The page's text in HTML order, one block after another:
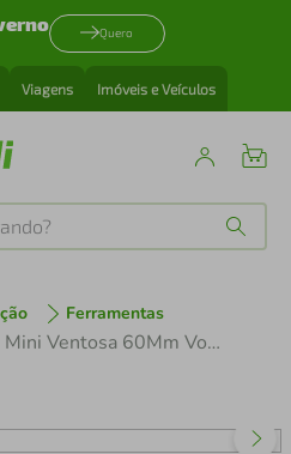
Quero
Viagens Imóveis e Veículos
Ferramentas
Mini Ventosa 60Mm Vonder